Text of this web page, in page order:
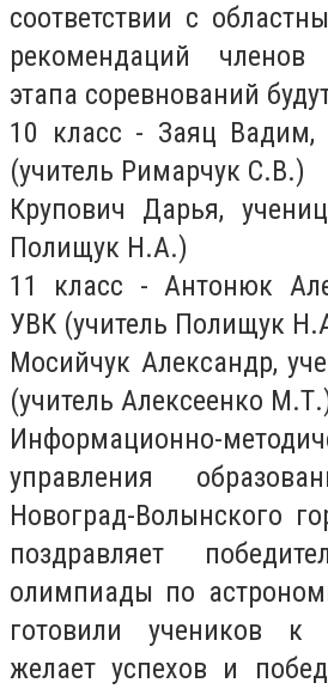
соответствии с
рекомендаций
этапа соревнований
10 класс - Заяц
(учитель Римарчук С.В.)
Крупович Дарья,
Полищук Н.А.)
11 класс - Антонюк
УВК (учитель Полищук
Мосийчук Александр,
(учитель Алексеенко
Информационно-
управления
Новоград-Волынского
поздравляет
олимпиады по
готовили учеников к
желает успехов и